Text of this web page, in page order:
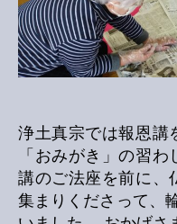
浄土真宗では報恩講
「おみがき」の習
講のご法座を前に、
集まりくださって、